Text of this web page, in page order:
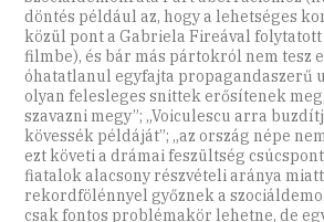
döntés például az, hogy a lehetséges
közül pont a Gabriela Fireával
filmbe), és bár más pártokról nem tesz
óhatatlanul egyfajta propagandaszerű
olyan felesleges snittek erősítenek
szavazni megy”; „Voiculescu arra
kövessék példáját”; „az ország népe
ezt követi a drámai feszültség
fiatalok alacsony részvételi aránya
rekordfölénnyel győznek a
csak fontos problémakör lehetne, de